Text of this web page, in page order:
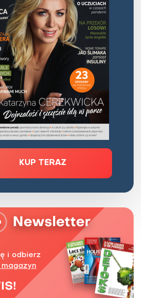
odżywiania
pamięci i
psychiczne i choroby
nerwowego
mikrobioty jelitowej
od A do Z
KUP TERAZ
i odbierz